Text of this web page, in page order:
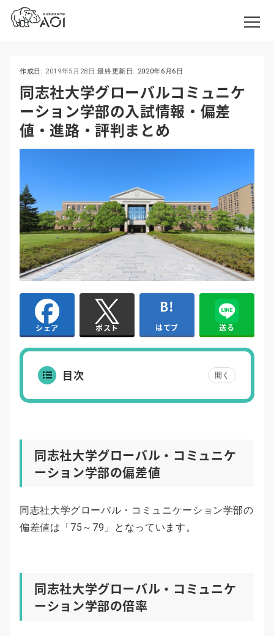
作成日: 2019年5月28日最終更新日: 2020年6月6日
同志社大学グローバルコミュニケ
ーション学部の入試情報・偏差
値・進路・評判まとめ
シェア ポスト はてブ 送る
目次 開く
同志社大学グローバル・コミュニケ
ーション学部の偏差値
同志社大学グローバル・コミュニケーション学部の
偏差値は「75～79」となっています。
同志社大学グローバル・コミュニケ
ーション学部の倍率